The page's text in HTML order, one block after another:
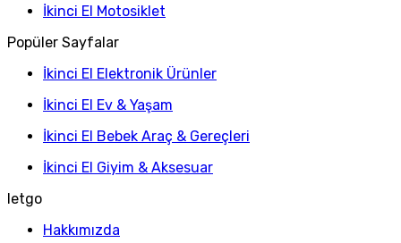
İkinci El Motosiklet
Popüler Sayfalar
İkinci El Elektronik Ürünler
İkinci El Ev & Yaşam
İkinci El Bebek Araç & Gereçleri
İkinci El Giyim & Aksesuar
letgo
Hakkımızda